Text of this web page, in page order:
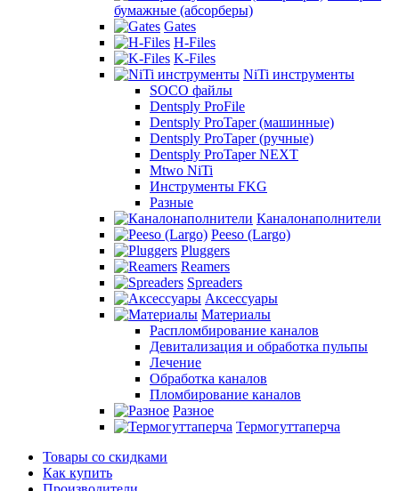
бумажные (абсорберы)
Gates
H-Files
K-Files
NiTi инструменты
SOCO файлы
Dentsply ProFile
Dentsply ProTaper (машинные)
Dentsply ProTaper (ручные)
Dentsply ProTaper NEXT
Mtwo NiTi
Инструменты FKG
Разные
Каналонаполнители
Peeso (Largo)
Pluggers
Reamers
Spreaders
Аксессуары
Материалы
Распломбирование каналов
Девитализация и обработка пульпы
Лечение
Обработка каналов
Пломбирование каналов
Разное
Термогуттаперча
Товары со скидками
Как купить